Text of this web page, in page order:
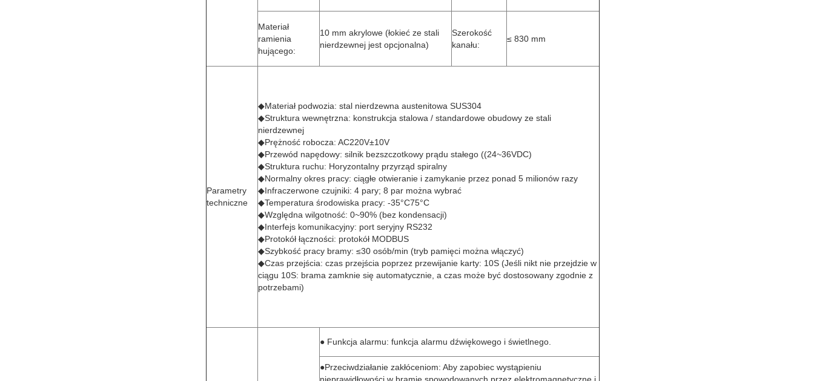
Materiał
ramienia
hującego:
10 mm akrylowe (łokieć ze stali
nierdzewnej jest opcjonalna)
Szerokość
kanału:
≤ 830 mm
Parametry
techniczne
◆Materiał podwozia: stal nierdzewna austenitowa SUS304
◆Struktura wewnętrzna: konstrukcja stalowa / standardowe obudowy ze stali
nierdzewnej
◆Prężność robocza: AC220V±10V
◆Przewód napędowy: silnik bezszczotkowy prądu stałego ((24~36VDC)
◆Struktura ruchu: Horyzontalny przyrząd spiralny
◆Normalny okres pracy: ciągłe otwieranie i zamykanie przez ponad 5 milionów razy
◆Infraczerwone czujniki: 4 pary; 8 par można wybrać
◆Temperatura środowiska pracy: -35°C75°C
◆Względna wilgotność: 0~90% (bez kondensacji)
◆Interfejs komunikacyjny: port seryjny RS232
◆Protokół łączności: protokół MODBUS
◆Szybkość pracy bramy: ≤30 osób/min (tryb pamięci można włączyć)
◆Czas przejścia: czas przejścia poprzez przewijanie karty: 10S (Jeśli nikt nie przejdzie w
ciągu 10S: brama zamknie się automatycznie, a czas może być dostosowany zgodnie z
potrzebami)
● Funkcja alarmu: funkcja alarmu dźwiękowego i świetlnego.
●Przeciwdziałanie zakłóceniom: Aby zapobiec wystąpieniu